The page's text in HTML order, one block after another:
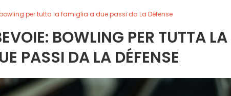
per tutta la famiglia a due passi da La Défense
BOWLING PER TUTTA LA
PASSI DA LA DÉFENSE